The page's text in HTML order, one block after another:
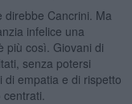
direbbe Cancrini. Ma
infelice una
più così. Giovani di
senza potersi
empatia e di rispetto